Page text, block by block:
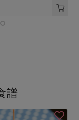
譜